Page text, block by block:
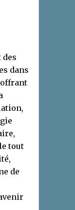
dans
tout
de